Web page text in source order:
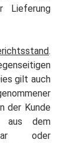
Lieferung
.
gilt auch
der Kunde
aus dem
oder